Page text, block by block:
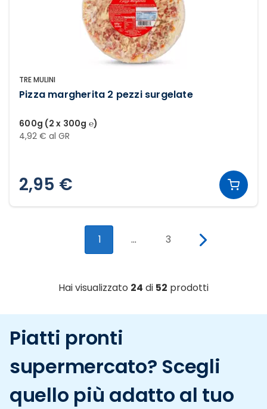
TRE MULINI
Pizza margherita 2 pezzi surgelate
600g (2 x 300g ℮)
4,92 € al GR
2,95 €
1 ... 3
Hai visualizzato 24 di 52 prodotti
Piatti pronti
supermercato? Scegli
quello più adatto al tuo